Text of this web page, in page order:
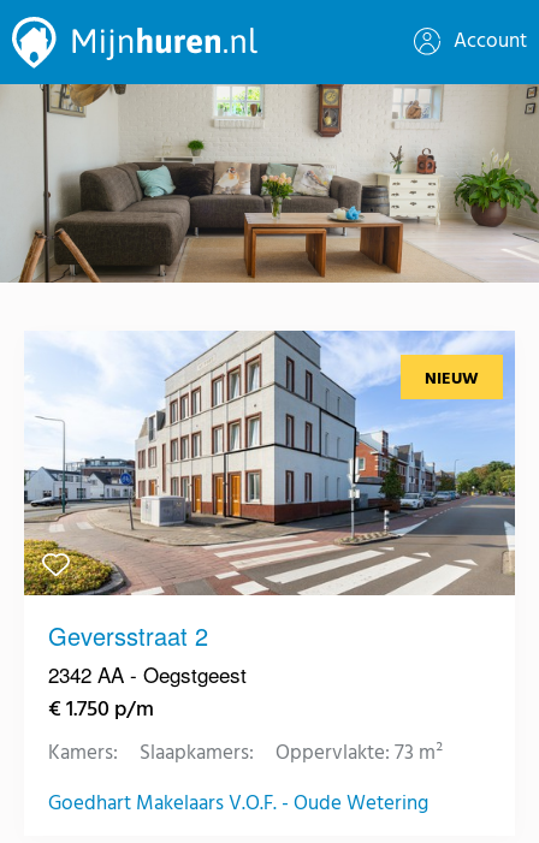
Account
NIEUW
Geversstraat 2
2342 AA - Oegstgeest
€ 1.750 p/m
Kamers: Slaapkamers:
Oppervlakte: 73 m²
Goedhart Makelaars V.O.F. - Oude Wetering